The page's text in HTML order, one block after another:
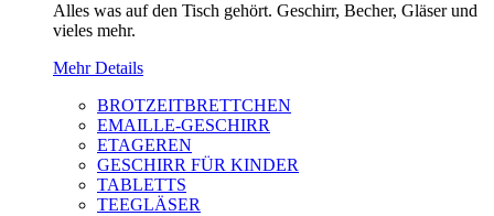
Alles was auf den Tisch gehört. Geschirr, Becher, Gläser und
vieles mehr.
Mehr Details
BROTZEITBRETTCHEN
EMAILLE-GESCHIRR
ETAGEREN
GESCHIRR FÜR KINDER
TABLETTS
TEEGLÄSER